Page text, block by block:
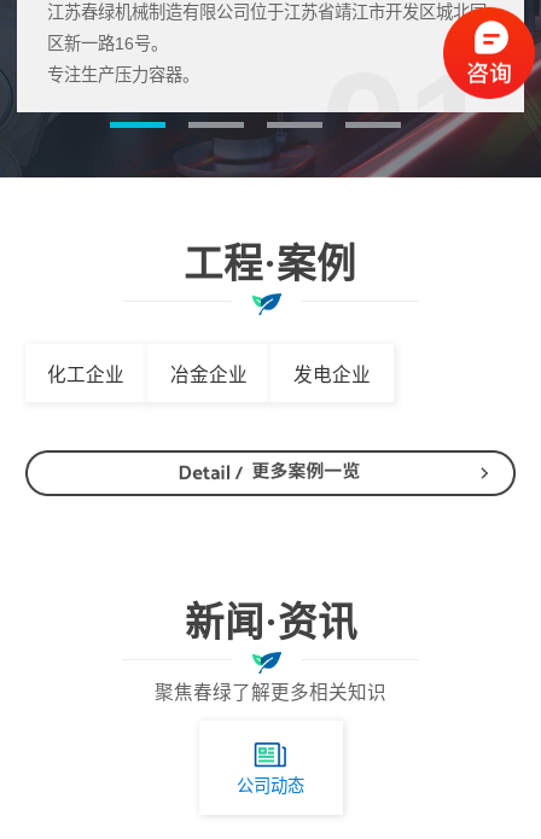
江苏春绿机械制造有限公司位于江苏省靖江市开发区城北园
区新一路16号。
专注生产压力容器。
01
工程·案例
化工企业 冶金企业 发电企业
新闻·资讯
聚焦春绿了解更多相关知识
公司动态